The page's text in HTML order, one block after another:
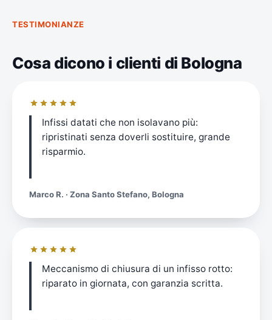
TESTIMONIANZE
Cosa dicono i clienti di Bologna
Infissi datati che non isolavano più:
ripristinati senza doverli sostituire, grande
risparmio.
Marco R. · Zona Santo Stefano, Bologna
Meccanismo di chiusura di un infisso rotto:
riparato in giornata, con garanzia scritta.